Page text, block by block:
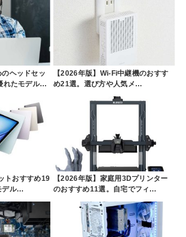
ヘッドセッ
れたモデル…
【2026年版】Wi-Fi中継機のおすす
め21選。選び方や人気メ…
トおすすめ19
デル…
【2026年版】家庭用3Dプリンター
のおすすめ11選。自宅でフィ…